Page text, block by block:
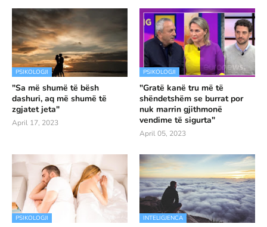
PSIKOLOGJI
"Sa më shumë të bësh
dashuri, aq më shumë të
zgjatet jeta"
April 17, 2023
PSIKOLOGJI
"Gratë kanë tru më të
shëndetshëm se burrat por
nuk marrin gjithmonë
vendime të sigurta"
April 05, 2023
PSIKOLOGJI INTELIGJENCA